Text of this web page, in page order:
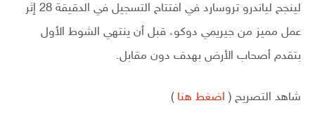
لينجح لياندرو تروسارد في افتتاح التسجيل في الدقيقة 28 إثر
عمل مميز من جيريمي دوكو، قبل أن ينتهي الشوط الأول
بتقدم أصحاب الأرض بهدف دون مقابل.
شاهد التصريح ( اضغط هنا )